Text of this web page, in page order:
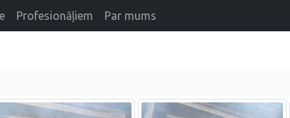
Profesionāļiem Par mums